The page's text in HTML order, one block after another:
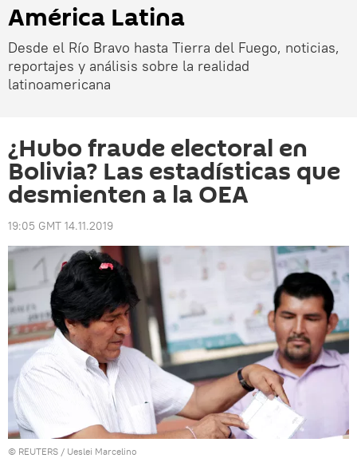
América Latina
Desde el Río Bravo hasta Tierra del Fuego, noticias,
reportajes y análisis sobre la realidad
latinoamericana
¿Hubo fraude electoral en
Bolivia? Las estadísticas que
desmienten a la OEA
19:05 GMT 14.11.2019
© REUTERS / Ueslei Marcelino